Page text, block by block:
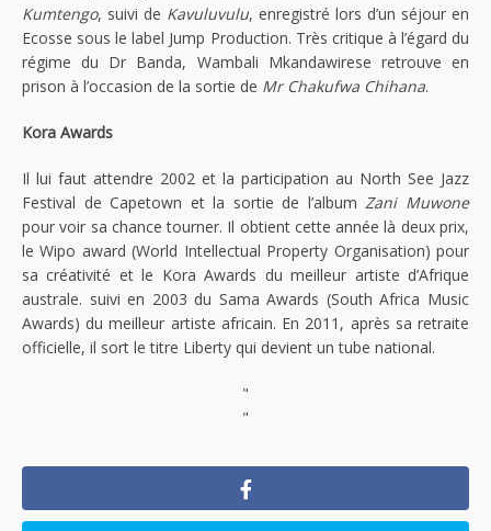
Kumtengo, suivi de Kavuluvulu, enregistré lors d’un séjour en
Ecosse sous le label Jump Production. Très critique à l’égard du
régime du Dr Banda, Wambali Mkandawirese retrouve en
prison à l’occasion de la sortie de Mr Chakufwa Chihana.
Kora Awards
Il lui faut attendre 2002 et la participation au North See Jazz
Festival de Capetown et la sortie de l’albumZani Muwone
pour voir sa chance tourner. Il obtient cette année là deux prix,
le Wipo award (World Intellectual Property Organisation) pour
sa créativité et le Kora Awards du meilleur artiste d’Afrique
australe. suivi en 2003 du Sama Awards (South Africa Music
Awards) du meilleur artiste africain. En 2011, après sa retraite
officielle, il sort le titre Liberty qui devient un tube national.
"
"